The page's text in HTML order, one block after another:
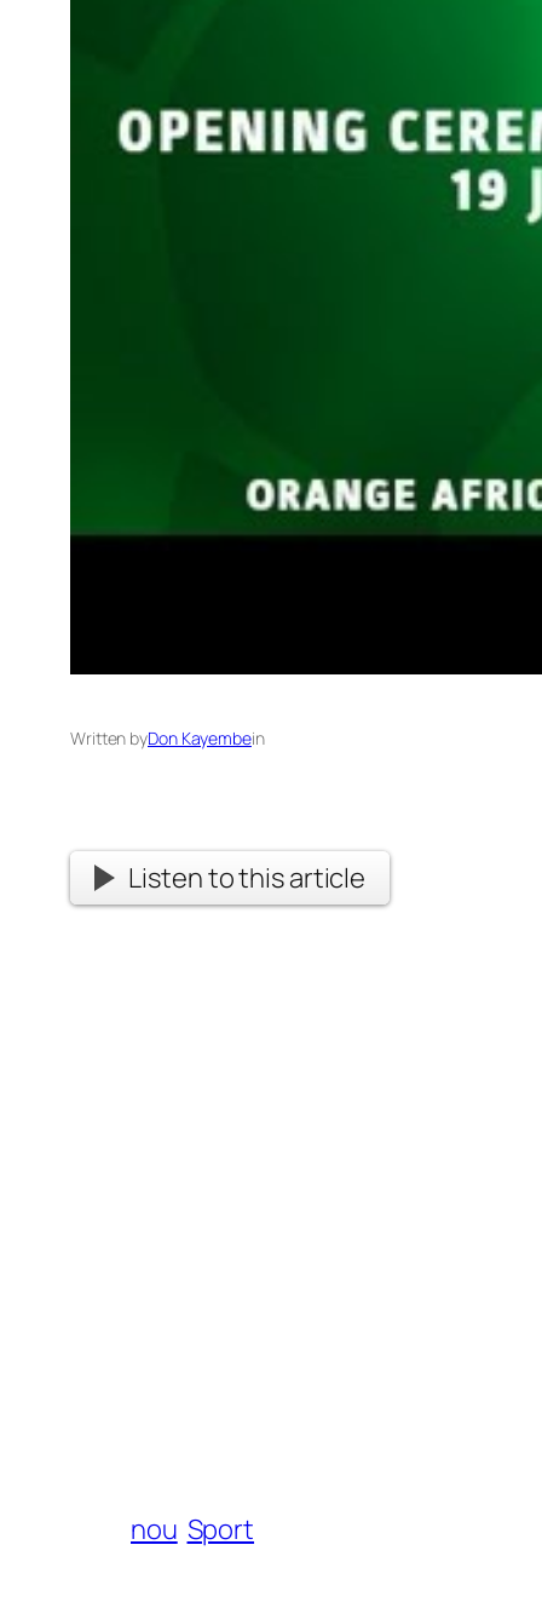
Written byDon Kayembein
Listen to this article
nou Sport